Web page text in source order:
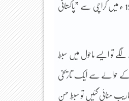
ایک عدد کتاب“The Battle of Ideas in Pakistan”بھی ان کی علمی خدمات میں شامل ہے۔آپ نے1975 ء میں کراچی سے ”پاکستانی
تو ایسے ماحول میں سبطِ
کے حوالے سے ایک تاریخی
تقاریب منائی گئیں تو سبطِ حسن